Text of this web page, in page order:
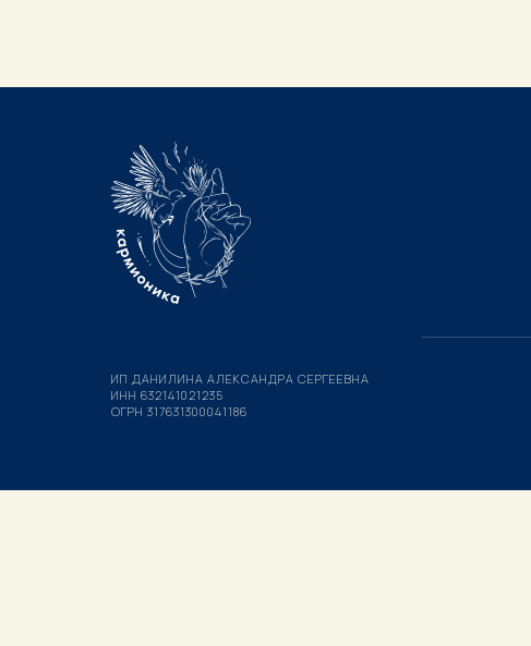
ИП ДАНИЛИНА АЛЕКСАНДРА СЕРГЕЕВНА
ИНН 632141021235
ОГРН 317631300041186